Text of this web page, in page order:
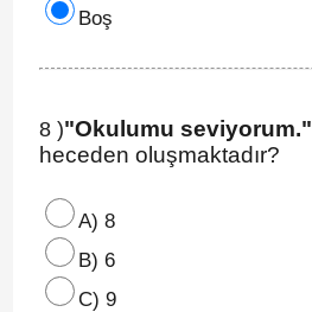
Boş
8 )"Okulumu seviyorum."
heceden oluşmaktadır?
A) 8
B) 6
C) 9